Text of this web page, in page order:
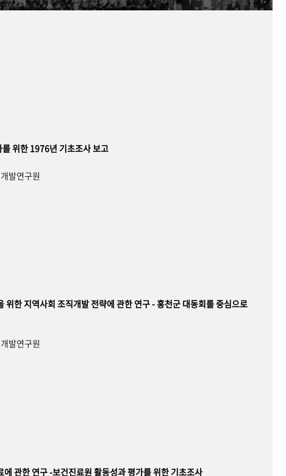
위한 1976년 기초조사 보고
발연구원
위한 지역사회 조직개발 전략에 관한 연구 - 홍천군 대동회를 중심으로
발연구원
에 관한 연구 -보건진료원 활동성과 평가를 위한 기초조사